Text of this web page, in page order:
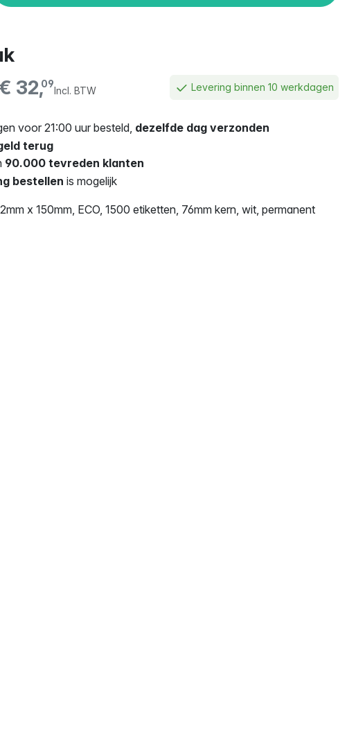
32,09
Incl. BTW Levering binnen 10 werkdagen
voor 21:00 uur besteld, dezelfde dag verzonden
terug
90.000 tevreden klanten
bestellen is mogelijk
x 150mm, ECO, 1500 etiketten, 76mm kern, wit, permanent